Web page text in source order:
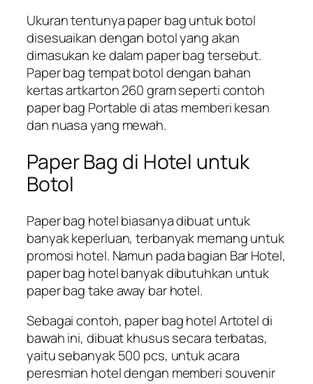
Ukuran tentunya paper bag untuk botol
disesuaikan dengan botol yang akan
dimasukan ke dalam paper bag tersebut.
Paper bag tempat botol dengan bahan
kertas artkarton 260 gram seperti contoh
paper bag Portable di atas memberi kesan
dan nuasa yang mewah.
Paper Bag di Hotel untuk
Botol
Paper bag hotel biasanya dibuat untuk
banyak keperluan, terbanyak memang untuk
promosi hotel. Namun pada bagian Bar Hotel,
paper bag hotel banyak dibutuhkan untuk
paper bag take away bar hotel.
Sebagai contoh, paper bag hotel Artotel di
bawah ini, dibuat khusus secara terbatas,
yaitu sebanyak 500 pcs, untuk acara
peresmian hotel dengan memberi souvenir